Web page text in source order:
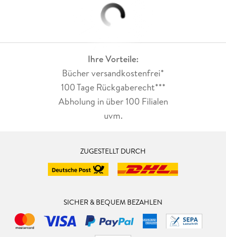
Ihre Vorteile:
Bücher versandkostenfrei*
100 Tage Rückgaberecht***
Abholung in über 100 Filialen
uvm.
ZUGESTELLT DURCH
SICHER & BEQUEM BEZAHLEN